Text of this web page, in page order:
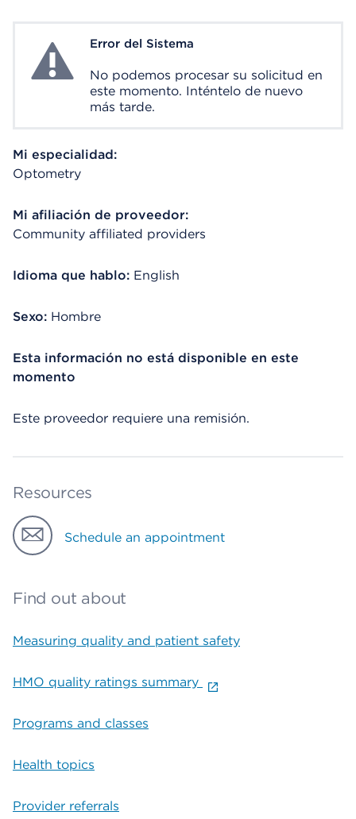
System ErrorError del Sistema
No podemos procesar su solicitud en
este momento. Inténtelo de nuevo
más tarde.
Mi especialidad:
Optometry
Mi afiliación de proveedor:
Community affiliated providers
Idioma que hablo: English
Sexo: Hombre
Esta información no está disponible en este
momento
Este proveedor requiere una remisión.
Resources
Schedule an appointment
Find out about
Measuring quality and patient safety
HMO quality ratings summary
Programs and classes
Health topics
Provider referrals